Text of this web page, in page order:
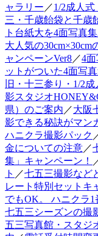
ャラリー ／1/2成人
三・千歳飴袋と千歳
ト台紙大を4面写真
大人気の
ャンペーンVer8／4
ットがついた4面写
旧・十三参り・1/2
影スタジオ
県）のご案内 ／大阪
影できる秘訣がマン
ハニクラ撮影パック
金についての注意／
集」キャンペーン！
ト ／七五三撮影など
レート特別セットキ
でもOK。 ハニクラ
七五三シーズンの撮
五三写真館・スタジ